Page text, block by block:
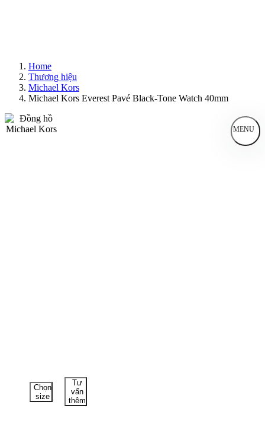
Home
Thương hiệu
Michael Kors
Michael Kors Everest Pavé Black-Tone Watch 40mm
MENU
Chọn
size
Tư
vấn
thêm